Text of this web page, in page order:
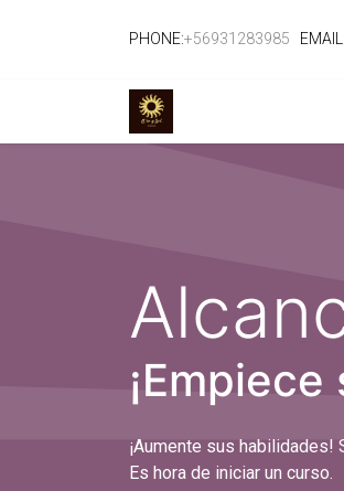
PHONE:+56931283985 EMAIL:
¡Aumente sus habilidades!
Es hora de iniciar un curso.